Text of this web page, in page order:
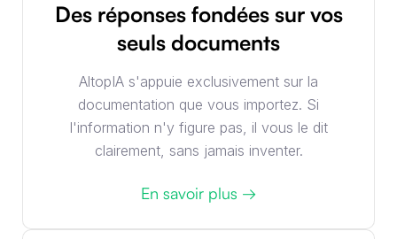
Des réponses fondées sur vos
seuls documents
AltopIA s'appuie exclusivement sur la
documentation que vous importez. Si
l'information n'y figure pas, il vous le dit
clairement, sans jamais inventer.
En savoir plus →